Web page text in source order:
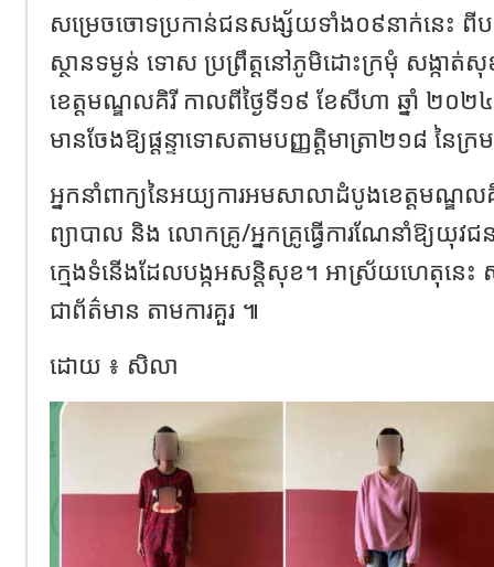
សម្រេចចោទប្រកាន់ជនសង្ស័យទាំង០៩នាក់នេះ ពី
ស្ថានទម្ងន់ ទោស ប្រព្រឹត្តនៅភូមិដោះក្រមុំ សង្កាត់
ខេត្តមណ្ឌលគិរី កាលពីថ្ងៃទី១៩ ខែសីហា ឆ្នាំ ២០២
មានចែងឱ្យផ្តន្ទាទោសតាមបញ្ញត្តិមាត្រា២១៨ នៃក្
អ្នកនាំពាក្យនៃអយ្យការអមសាលាដំបូងខេត្តមណ្ឌ
ព្យាបាល និង លោកគ្រូ/អ្នកគ្រូធ្វើការណែនាំឱ្យយុវ
ក្មេងទំនើងដែលបង្កអសន្តិសុខ។ អាស្រ័យហេតុនេះ
ជាព័ត៌មាន តាមការគួរ ៕
ដោយ ៖ សិលា